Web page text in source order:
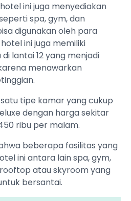
ini juga menyediakan
spa, gym, dan
digunakan oleh para
ini juga memiliki
lantai 12 yang menjadi
menawarkan
tipe kamar yang cukup
dengan harga sekitar
ribu per malam.
beberapa fasilitas yang
ini antara lain spa, gym,
atau skyroom yang
bersantai.